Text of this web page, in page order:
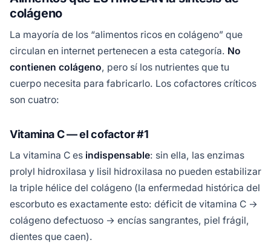
colágeno
La mayoría de los “alimentos ricos en colágeno” que
circulan en internet pertenecen a esta categoría. No
contienen colágeno, pero sí los nutrientes que tu
cuerpo necesita para fabricarlo. Los cofactores críticos
son cuatro:
Vitamina C — el cofactor #1
La vitamina C es indispensable: sin ella, las enzimas
prolyl hidroxilasa y lisil hidroxilasa no pueden estabilizar
la triple hélice del colágeno (la enfermedad histórica del
escorbuto es exactamente esto: déficit de vitamina C →
colágeno defectuoso → encías sangrantes, piel frágil,
dientes que caen).